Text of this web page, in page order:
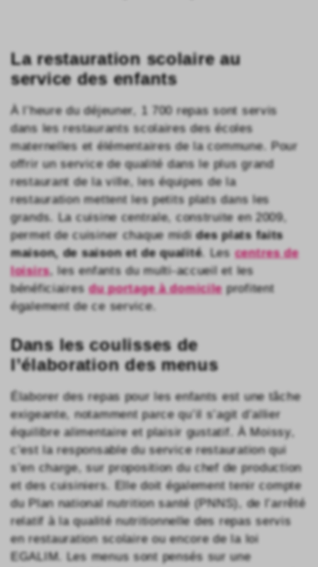
La restauration scolaire au
service des enfants
À l’heure du déjeuner, 1 700 repas sont servis
dans les restaurants scolaires des écoles
maternelles et élémentaires de la commune. Pour
offrir un service de qualité dans le plus grand
restaurant de la ville, les équipes de la
restauration mettent les petits plats dans les
grands. La cuisine centrale, construite en 2009,
permet de cuisiner chaque midides plats faits
maison, de saison et de qualité. Lescentres de
loisirs, les enfants du multi-accueil et les
bénéficiairesdu portage à domicileprofitent
également de ce service.
Dans les coulisses de
l’élaboration des menus
Élaborer des repas pour les enfants est une tâche
exigeante, notamment parce qu’il s’agit d’allier
équilibre alimentaire et plaisir gustatif. À Moissy,
c’est la responsable du service restauration qui
s’en charge, sur proposition du chef de production
et des cuisiniers. Elle doit également tenir compte
du Plan national nutrition santé (PNNS), de l’arrêté
relatif à la qualité nutritionnelle des repas servis
en restauration scolaire ou encore de la loi
EGALIM. Les menus sont pensés sur une